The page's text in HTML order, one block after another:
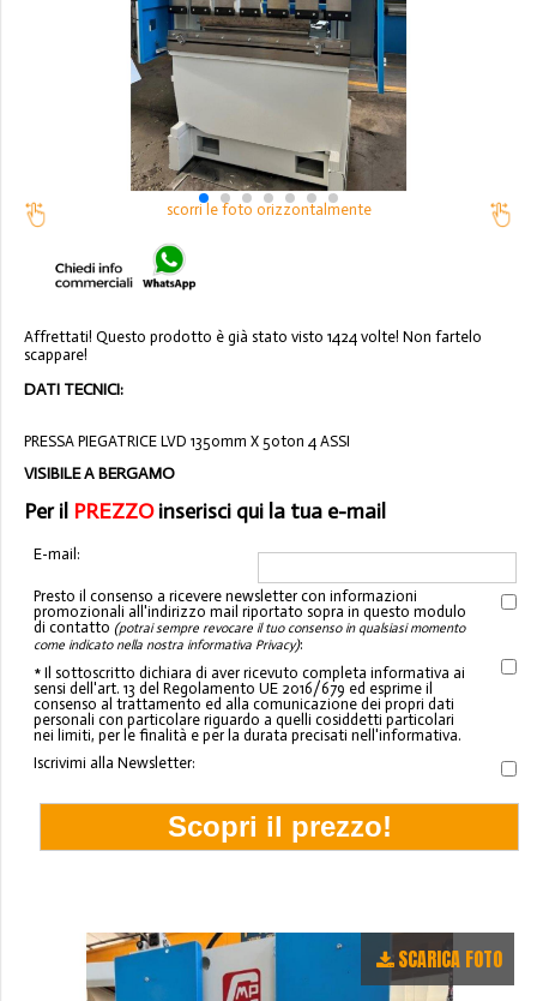
scorri le foto orizzontalmente
Affrettati! Questo prodotto è già stato visto 1424 volte! Non fartelo
scappare!
DATI TECNICI:
PRESSA PIEGATRICE LVD 1350mm X 50ton 4 ASSI
VISIBILE A BERGAMO
Per il PREZZOinserisci qui la tua e-mail
E-mail:
Presto il consenso a ricevere newsletter con informazioni
promozionali all'indirizzo mail riportato sopra in questo modulo
di contatto (potrai sempre revocare il tuo consenso in qualsiasi momento
come indicato nella nostra informativa Privacy):
* Il sottoscritto dichiara di aver ricevuto completa informativa ai
sensi dell'art. 13 del Regolamento UE 2016/679 ed esprime il
consenso al trattamento ed alla comunicazione dei propri dati
personali con particolare riguardo a quelli cosiddetti particolari
nei limiti, per le finalità e per la durata precisati nell'informativa.
Iscrivimi alla Newsletter:
SCARICA FOTO